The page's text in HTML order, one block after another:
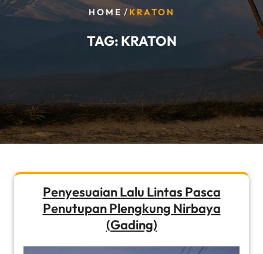
HOME / KRATON
TAG: KRATON
Penyesuaian Lalu Lintas Pasca
Penutupan Plengkung Nirbaya
(Gading)